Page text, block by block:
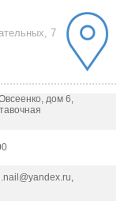
, 7
дом 6,